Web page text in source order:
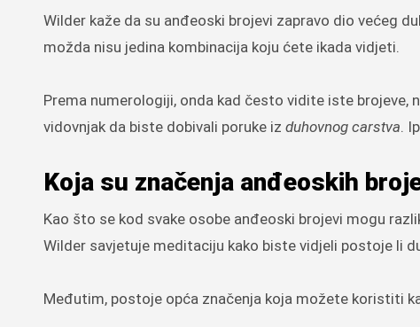
Wilder kaže da su anđeoski brojevi zapravo dio većeg
možda nisu jedina kombinacija koju ćete ikada vidjeti.
Prema numerologiji, onda kad često vidite iste brojeve,
vidovnjak da biste dobivali poruke iz duhovnog carstva.
Koja su značenja anđeoskih
Kao što se kod svake osobe anđeoski brojevi mogu
Wilder savjetuje meditaciju kako biste vidjeli postoje li
Međutim, postoje opća značenja koja možete koristiti